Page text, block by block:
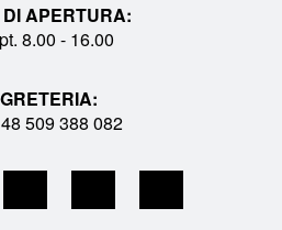
APERTURA:
8.00 - 16.00
509 388 082